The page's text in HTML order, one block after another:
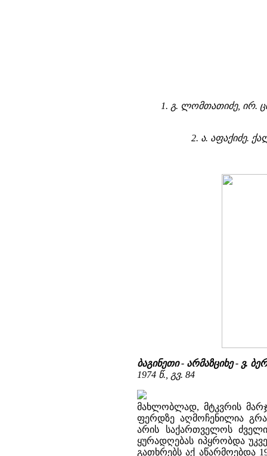
1. გ. ლომთათიძე, ირ.
2. ა. აფაქიძე.
ბაგინეთი - არმაზციხე - ვ.
1974 წ., გვ. 84
მახლობლად, მტკვრის
ფერდზე აღმოჩენილია
არის საქართველოს
ყურადღებას იპყრობდა
გათხრებს აქ აწარმოებდა